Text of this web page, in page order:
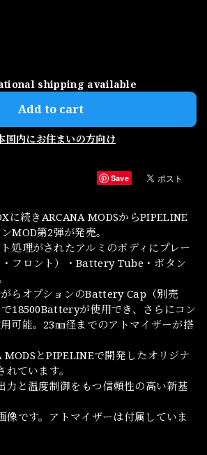
shipping available
Add to cart
国内にお住まいの方向け
Save
に続きARCANA MODSからPIPELINE
MOD第2弾が発売。
処理がされたアルミのボディにプレー
・フロント）・Battery Tube・ボタン
らオプションのBattery Cap（別売
18500Batteryが使用でき、さらにコン
可能。23㎜径までのアトマイザーが搭
MODSとPIPELINEで開発したオリジナ
ています。
力と温度制御をもつ信頼性の高い新基
です。アトマイザーは付属していま